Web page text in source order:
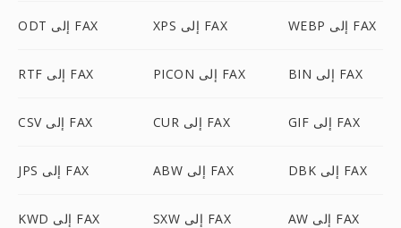
ODT إلى FAX XPS إلى FAX WEBP إلى FAX
RTF إلى FAX PICON إلى FAX BIN إلى FAX
CSV إلى FAX CUR إلى FAX GIF إلى FAX
JPS إلى FAX ABW إلى FAX DBK إلى FAX
KWD إلى FAX SXW إلى FAX AW إلى FAX